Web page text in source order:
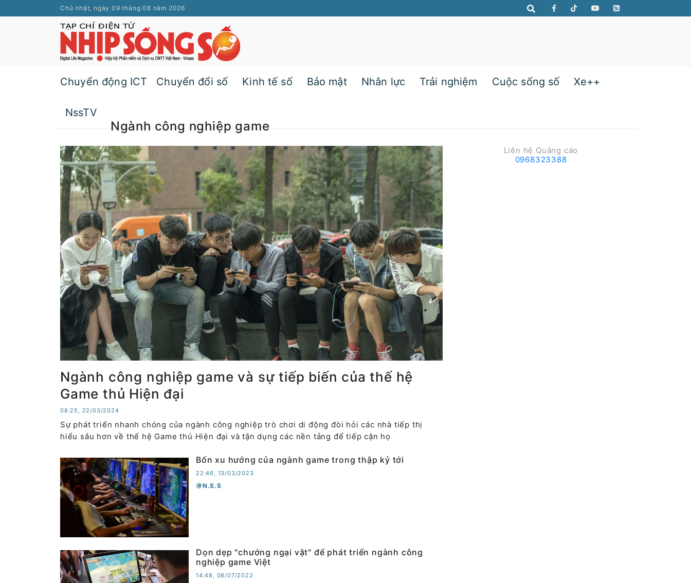
Chủ nhật, ngày 09 tháng 08 năm 2026
Chuyển động ICT Chuyển đổi số Kinh tế số Bảo mật Nhân lực Trải nghiệm Cuộc sống số Xe++
NssTV
Ngành công nghiệp game
Ngành công nghiệp game và sự tiếp biến của thế hệ
Game thủ Hiện đại
08:25, 22/03/2024
Sự phát triển nhanh chóng của ngành công nghiệp trò chơi di động đòi hỏi các nhà tiếp thị
hiểu sâu hơn về thế hệ Game thủ Hiện đại và tận dụng các nền tảng để tiếp cận họ
Bốn xu hướng của ngành game trong thập kỷ tới
22:46, 13/03/2023
N.S.S
Dọn dẹp "chướng ngại vật" để phát triển ngành công
nghiệp game Việt
14:48, 08/07/2022
Liên hệ Quảng cáo
0968323388